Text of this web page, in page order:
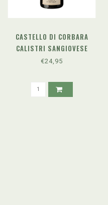
CASTELLO DI CORBARA
CALISTRI SANGIOVESE
RISERVA DOC (2019)
€24,95